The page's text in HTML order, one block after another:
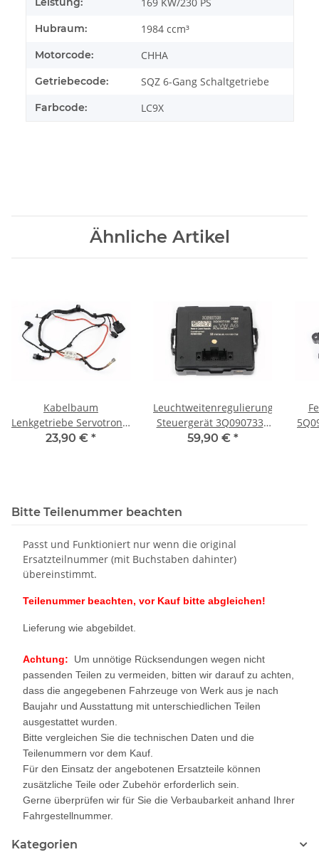
Hubraum: 1984 ccm³
Motorcode: CHHA
Getriebecode: SQZ 6-Gang Schaltgetriebe
Farbcode: LC9X
Ähnliche Artikel
Kabelbaum
Lenkgetriebe Servotronic
5Q1971111CF VW Golf 7
23,90 € *
Leuchtweitenregulierung
Steuergerät 3Q0907338
VW Golf 7 Skoda Octavia
59,90 € *
Bitte Teilenummer beachten
Passt und Funktioniert nur wenn die original
Ersatzteilnummer (mit Buchstaben dahinter)
übereinstimmt.
Teilenummer beachten, vor Kauf bitte abgleichen!
Lieferung wie abgebildet.
Achtung: Um unnötige Rücksendungen wegen nicht
passenden Teilen zu vermeiden, bitten wir darauf zu achten,
dass die angegebenen Fahrzeuge von Werk aus je nach
Baujahr und Ausstattung mit unterschiedlichen Teilen
ausgestattet wurden.
Bitte vergleichen Sie die technischen Daten und die
Teilenummern vor dem Kauf.
Für den Einsatz der angebotenen Ersatzteile können
zusätzliche Teile oder Zubehör erforderlich sein.
Gerne überprüfen wir für Sie die Verbaubarkeit anhand Ihrer
Fahrgestellnummer.
Kategorien